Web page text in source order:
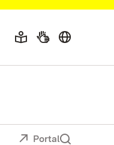
Portal